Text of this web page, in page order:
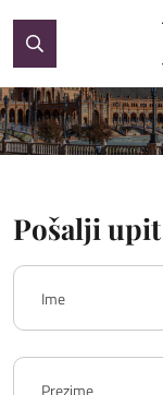
Pošalji upit